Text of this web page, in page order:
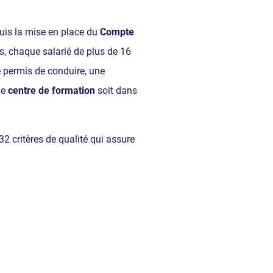
la mise en place du Compte
chaque salarié de plus de 16
permis de conduire, une
centre de formation soit dans
critères de qualité qui assure